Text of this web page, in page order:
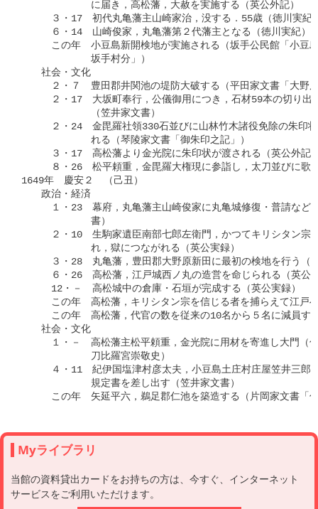
Myライブラリ
当館の資料貸出カードをお持ちの方は、今すぐ、インターネット
サービスをご利用いただけます。